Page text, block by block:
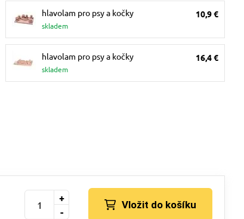
hlavolam pro psy a kočky
skladem
10,9 €
hlavolam pro psy a kočky
skladem
16,4 €
-
+
Vložit do košíku